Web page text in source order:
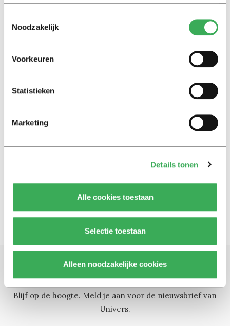
Noodzakelijk
Voorkeuren
Statistieken
Marketing
Details tonen
Alle cookies toestaan
Selectie toestaan
Alleen noodzakelijke cookies
Nieuws
Drees en Moerel toegetreden
Raad Humanities stemt in met
naamswijziging faculteit
belangrijk als Nederlands
23 augustus 2016
Schrijf je in voor onze nieuwsbrief
Blijf op de hoogte. Meld je aan voor de nieuwsbrief van
Univers.